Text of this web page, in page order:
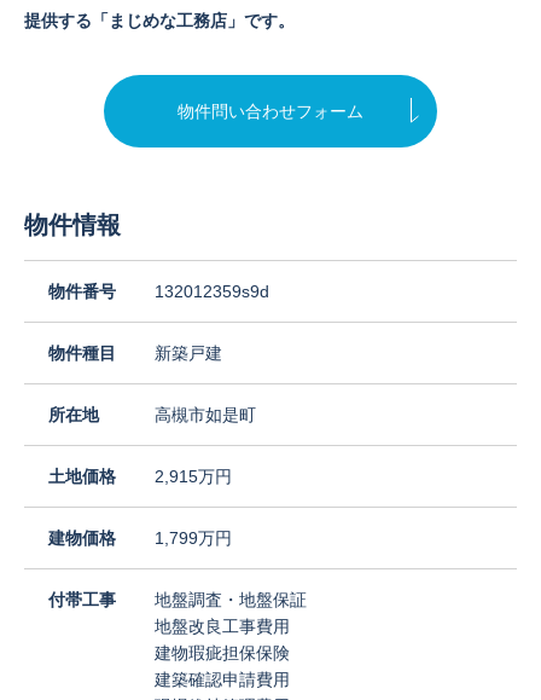
提供する「まじめな工務店」です。
物件問い合わせフォーム
物件情報
物件番号 132012359s9d
物件種目 新築戸建
所在地 高槻市如是町
土地価格 2,915万円
建物価格 1,799万円
付帯工事
地盤調査・地盤保証
地盤改良工事費用
建物瑕疵担保保険
建築確認申請費用